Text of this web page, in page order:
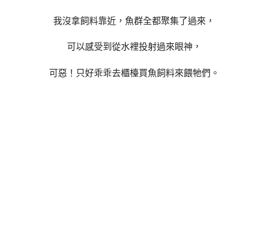
我沒拿飼料靠近，魚群全都聚集了過來，
可以感受到從水裡投射過來眼神，
可惡！只好乖乖去櫃檯買魚飼料來餵牠們。